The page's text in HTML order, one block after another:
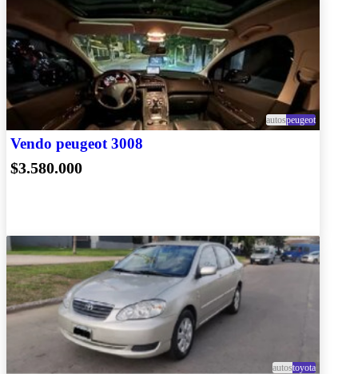
autospeugeot
Vendo peugeot 3008
$3.580.000
autostoyota